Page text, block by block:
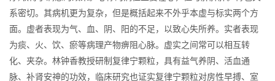
系密切。其病机更为复杂，但是概括起来不外乎本虚与标实两个方
面。虚者表现为气、血、阴、阳的不足，以致心失所养。实者表现
为痰、火、饮、瘀等病理产物痹阻心脉。虚实之间常可以相互转
化、夹杂。林钟香教授研制复律宁颗粒，具有益气养阴、活血通
脉、补肾安神的功效，临床研究也证实复律宁颗粒对房性早搏、室